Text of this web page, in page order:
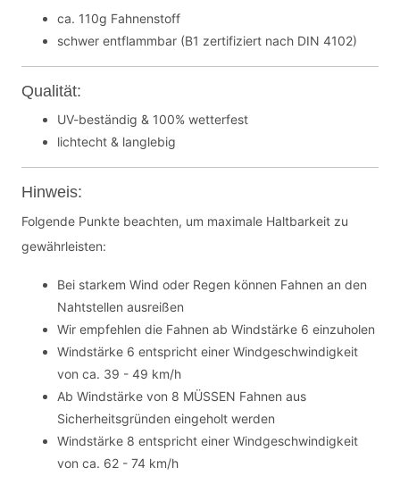
ca. 110g Fahnenstoff
schwer entflammbar (B1 zertifiziert nach DIN 4102)
Qualität:
UV-beständig & 100% wetterfest
lichtecht & langlebig
Hinweis:
Folgende Punkte beachten, um maximale Haltbarkeit zu
gewährleisten:
Bei starkem Wind oder Regen können Fahnen an den
Nahtstellen ausreißen
Wir empfehlen die Fahnen ab Windstärke 6 einzuholen
Windstärke 6 entspricht einer Windgeschwindigkeit
von ca. 39 - 49 km/h
Ab Windstärke von 8 MÜSSEN Fahnen aus
Sicherheitsgründen eingeholt werden
Windstärke 8 entspricht einer Windgeschwindigkeit
von ca. 62 - 74 km/h